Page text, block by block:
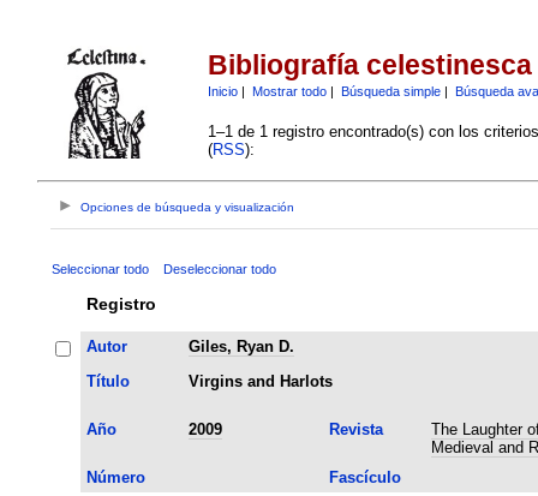
Bibliografía celestinesca
Inicio| Mostrar todo| Búsqueda simple| Búsqueda
1–1 de 1 registro encontrado(s) con los
(RSS):
Opciones de búsqueda y visualización
Seleccionar todo Deseleccionar todo
Registro
Autor
Giles, Ryan D.
Título
Virgins and Harlots
Año 2009 Revista
The Laughter
Medieval and
Número
Fascículo